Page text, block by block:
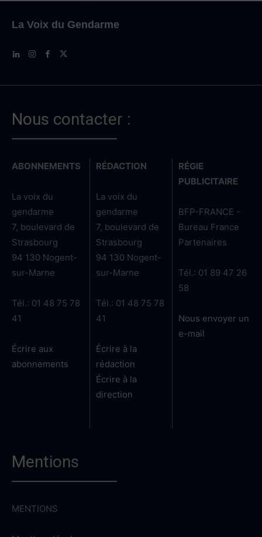
La Voix du Gendarme
Nous contacter :
ABONNEMENTS
La voix du
gendarme
7, boulevard de
Strasbourg
94 130 Nogent-
sur-Marne
Tél.: 01 48 75 78
41
Écrire aux
abonnements
RÉDACTION
La voix du
gendarme
7, boulevard de
Strasbourg
94 130 Nogent-
sur-Marne
Tél.: 01 48 75 78
41
Écrire à la
rédaction
Écrire à la
direction
RÉGIE
PUBLICITAIRE
BFP-FRANCE -
Bureau France
Partenaires
Tél.: 01 89 47 26
58
Nous envoyer un
e-mail
Mentions
MENTIONS